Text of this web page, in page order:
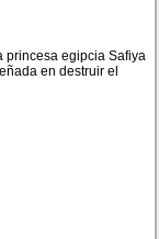
princesa egipcia Safiya
en destruir el